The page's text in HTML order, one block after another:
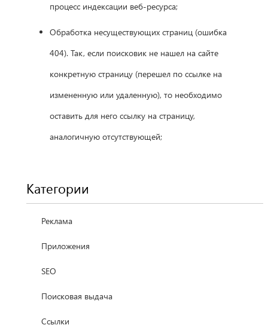
процесс индексации веб-ресурса;
Обработка несуществующих страниц (ошибка
404). Так, если поисковик не нашел на сайте
конкретную страницу (перешел по ссылке на
измененную или удаленную), то необходимо
оставить для него ссылку на страницу,
аналогичную отсутствующей;
Категории
Реклама
Приложения
SEO
Поисковая выдача
Ссылки